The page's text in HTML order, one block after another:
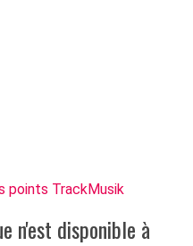
points TrackMusik
n'est disponible à